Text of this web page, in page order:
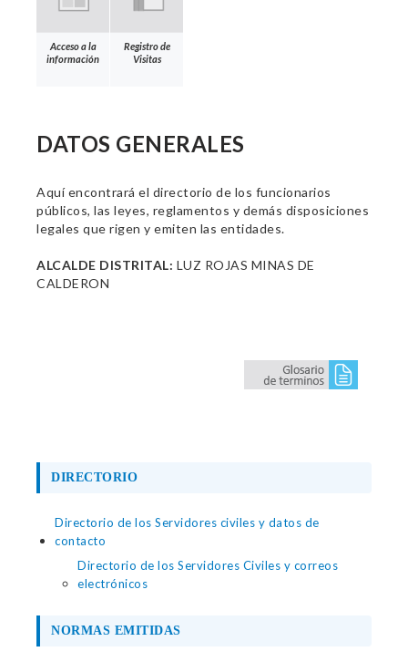
Acceso a la
información
Registro de
Visitas
DATOS GENERALES
Aquí encontrará el directorio de los funcionarios
públicos, las leyes, reglamentos y demás disposiciones
legales que rigen y emiten las entidades.
ALCALDE DISTRITAL: LUZ ROJAS MINAS DE
CALDERON
DIRECTORIO
Directorio de los Servidores civiles y datos de
contacto
Directorio de los Servidores Civiles y correos
electrónicos
NORMAS EMITIDAS